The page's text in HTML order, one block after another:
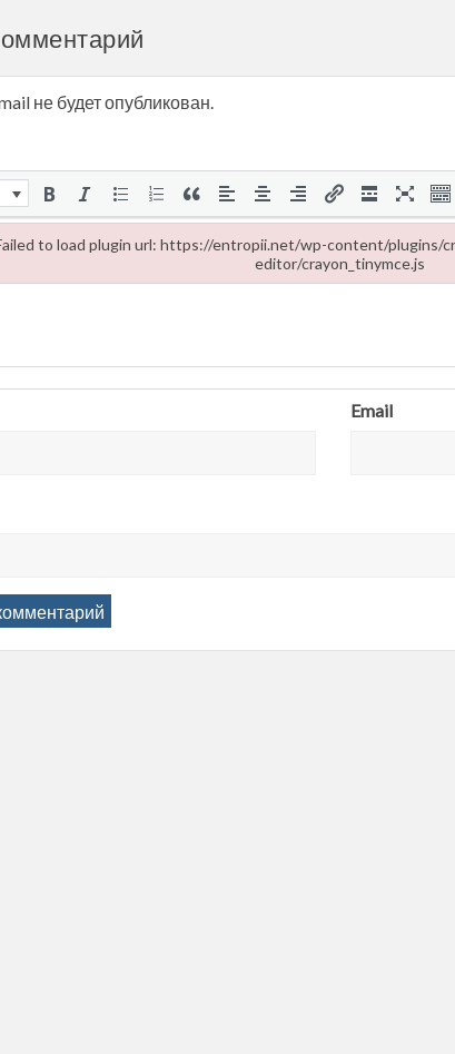
не будет опубликован.
Email
to load plugin url: https://entropii.net/wp-content/plugins/
editor/crayon_tinymce.js
plugin url: https://entropii.net/wp-content/plugins/crayon-